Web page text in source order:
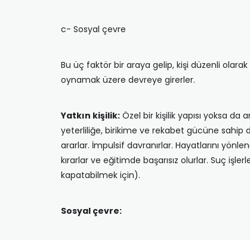
c- Sosyal çevre
Bu üç faktör bir araya gelip, kişi düzenli
oynamak üzere devreye girerler.
Yatkın kişilik: Özel bir kişilik yapısı yoksa da
yeterliliğe, birikime ve rekabet gücüne sahip
ararlar. İmpulsif davranırlar. Hayatlarını
kırarlar ve eğitimde başarısız olurlar. Suç
kapatabilmek için).
Sosyal çevre: